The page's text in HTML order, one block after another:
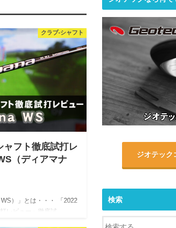
クラブ-シャフト
フト徹底試打レ
（ディアマナ
）」とは・・・ 「2022
レビュー」徹底試…
ジオテック
検索